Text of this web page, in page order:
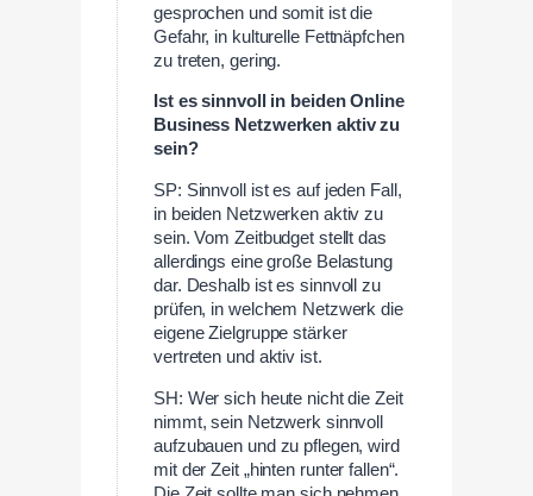
gesprochen und somit ist die
Gefahr, in kulturelle Fettnäpfchen
zu treten, gering.
Ist es sinnvoll in beiden Online
Business Netzwerken aktiv zu
sein?
SP: Sinnvoll ist es auf jeden Fall,
in beiden Netzwerken aktiv zu
sein. Vom Zeitbudget stellt das
allerdings eine große Belastung
dar. Deshalb ist es sinnvoll zu
prüfen, in welchem Netzwerk die
eigene Zielgruppe stärker
vertreten und aktiv ist.
SH: Wer sich heute nicht die Zeit
nimmt, sein Netzwerk sinnvoll
aufzubauen und zu pflegen, wird
mit der Zeit „hinten runter fallen“.